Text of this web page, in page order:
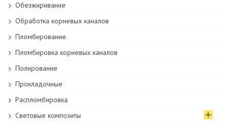
Обезжиривание
Обработка корневых каналов
Пломбирование
Пломбировка корневых каналов
Полирование
Прокладочные
Распломбировка
Световые композиты